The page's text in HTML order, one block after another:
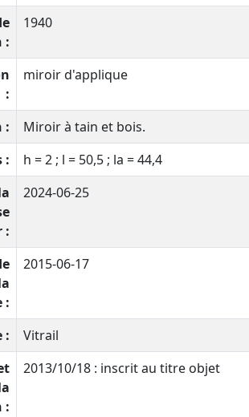
:
1940
:
miroir d'applique
:
Miroir à tain et bois.
:
h = 2 ; l = 50,5 ; la = 44,4
:
2024-06-25
:
2015-06-17
:
Vitrail
:
2013/10/18 : inscrit au titre objet